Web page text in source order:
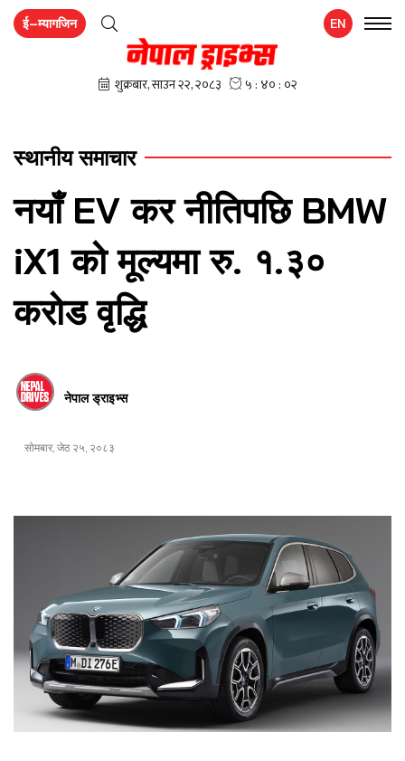
ई–म्यागजिन EN
स्थानीय समाचार
नयाँ EV कर नीतिपछि BMW
iX1 को मूल्यमा रु. १.३०
करोड वृद्धि
नेपाल ड्राइभ्स
सोमबार, जेठ २५, २०८३